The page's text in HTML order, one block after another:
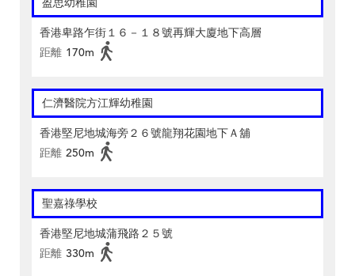
盈思幼稚園
香港卑路乍街１６－１８號再輝大廈地下高層
距離 170m
仁濟醫院方江輝幼稚園
香港堅尼地城海旁２６號龍翔花園地下Ａ舖
距離 250m
聖嘉祿學校
香港堅尼地城蒲飛路２５號
距離 330m